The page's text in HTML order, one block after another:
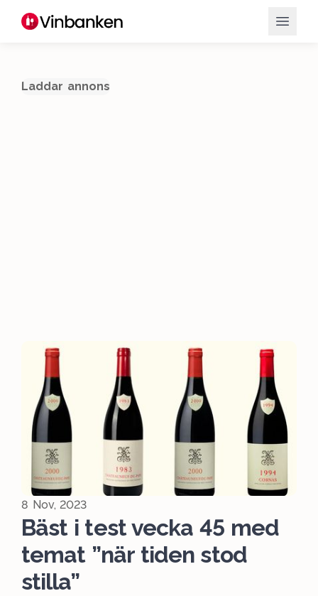
Laddar annons
8 Nov, 2023
Bäst i test vecka 45 med
temat ”när tiden stod
stilla”